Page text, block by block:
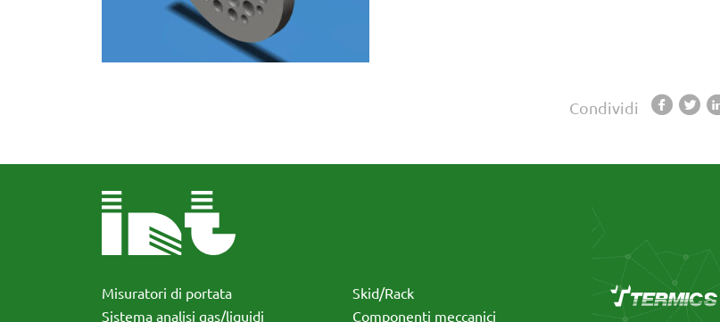
Condividi
Misuratori di portata
Sistema analisi gas/liquidi
Skid/Rack
Componenti meccanici